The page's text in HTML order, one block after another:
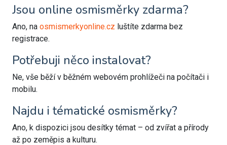
Jsou online osmisměrky zdarma?
Ano, na osmismerkyonline.cz luštíte zdarma bez
registrace.
Potřebuji něco instalovat?
Ne, vše běží v běžném webovém prohlížeči na počítači i
mobilu.
Najdu i tématické osmisměrky?
Ano, k dispozici jsou desítky témat – od zvířat a přírody
až po zeměpis a kulturu.